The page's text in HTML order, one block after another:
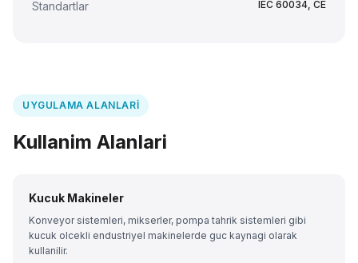
Standartlar IEC 60034, CE
UYGULAMA ALANLARI
Kullanim Alanlari
Kucuk Makineler
Konveyor sistemleri, mikserler, pompa tahrik sistemleri gibi
kucuk olcekli endustriyel makinelerde guc kaynagi olarak
kullanilir.